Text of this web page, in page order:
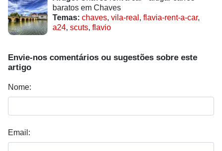
baratos em Chaves
Temas: chaves, vila-real , flavia-rent-a-car,
a24, scuts, flavio
Envie-nos comentários ou sugestões sobre este
artigo
Nome:
Email: